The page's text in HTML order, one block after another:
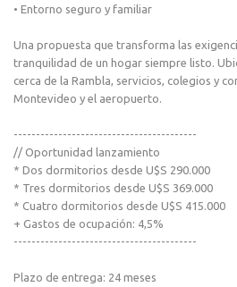
• Entorno seguro y familiar
Una propuesta que transforma las
tranquilidad de un hogar siempre listo.
cerca de la Rambla, servicios, colegios y
Montevideo y el aeropuerto.
-----------------------------------------
// Oportunidad lanzamiento
* Dos dormitorios desde U$S 290.000
* Tres dormitorios desde U$S 369.000
* Cuatro dormitorios desde U$S 415.000
+ Gastos de ocupación: 4,5%
-----------------------------------------
Plazo de entrega: 24 meses